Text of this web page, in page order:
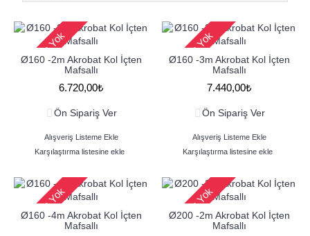
Stokta Yok
Ø160 -2m Akrobat Kol İçten
Mafsallı
6.720,00₺
Ön Sipariş Ver
Alışveriş Listeme Ekle
Karşılaştırma listesine ekle
Stokta Yok
Ø160 -3m Akrobat Kol İçten
Mafsallı
7.440,00₺
Ön Sipariş Ver
Alışveriş Listeme Ekle
Karşılaştırma listesine ekle
Stokta Yok
Ø160 -4m Akrobat Kol İçten
Mafsallı
Stokta Yok
Ø200 -2m Akrobat Kol İçten
Mafsallı